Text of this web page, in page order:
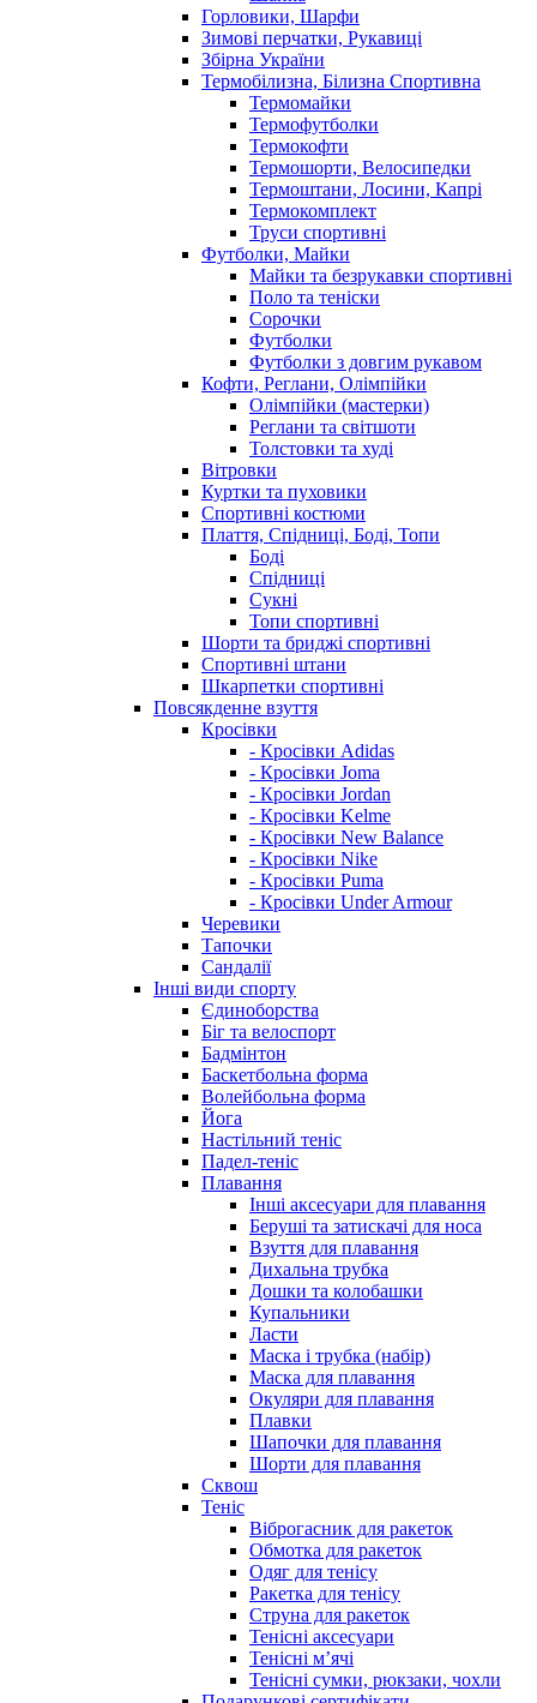
Горловики, Шарфи
Зимові перчатки, Рукавиці
Збірна України
Термобілизна, Білизна Спортивна
Термомайки
Термофутболки
Термокофти
Термошорти, Велосипедки
Термоштани, Лосини, Капрі
Термокомплект
Труси спортивні
Футболки, Майки
Майки та безрукавки спортивні
Поло та теніски
Сорочки
Футболки
Футболки з довгим рукавом
Кофти, Реглани, Олімпійки
Олімпійки (мастерки)
Реглани та світшоти
Толстовки та худі
Вітровки
Куртки та пуховики
Спортивні костюми
Плаття, Спідниці, Боді, Топи
Боді
Спідниці
Сукні
Топи спортивні
Шорти та бриджі спортивні
Спортивні штани
Шкарпетки спортивні
Повсякденне взуття
Кросівки
- Кросівки Adidas
- Кросівки Joma
- Кросівки Jordan
- Кросівки Kelme
- Кросівки New Balance
- Кросівки Nike
- Кросівки Puma
- Кросівки Under Armour
Черевики
Тапочки
Сандалії
Інші види спорту
Єдиноборства
Біг та велоспорт
Бадмінтон
Баскетбольна форма
Волейбольна форма
Йога
Настільний теніс
Падел-теніс
Плавання
Інші аксесуари для плавання
Беруші та затискачі для носа
Взуття для плавання
Дихальна трубка
Дошки та колобашки
Купальники
Ласти
Маска і трубка (набір)
Маска для плавання
Окуляри для плавання
Плавки
Шапочки для плавання
Шорти для плавання
Сквош
Теніс
Віброгасник для ракеток
Обмотка для ракеток
Одяг для тенісу
Ракетка для тенісу
Струна для ракеток
Тенісні аксесуари
Тенісні мʼячі
Тенісні сумки, рюкзаки, чохли